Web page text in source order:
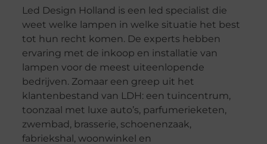
Led Design Holland is een led specialist die
weet welke lampen in welke situatie het best
tot hun recht komen. De experts hebben
ervaring met de inkoop en installatie van
lampen voor de meest uiteenlopende
bedrijven. Zomaar een greep uit het
klantenbestand van LDH: een tuincentrum,
toonzaal met luxe auto’s, parfumerieketen,
zwembad, brasserie, schoenenzaak,
fabriekshal, woonwinkel en